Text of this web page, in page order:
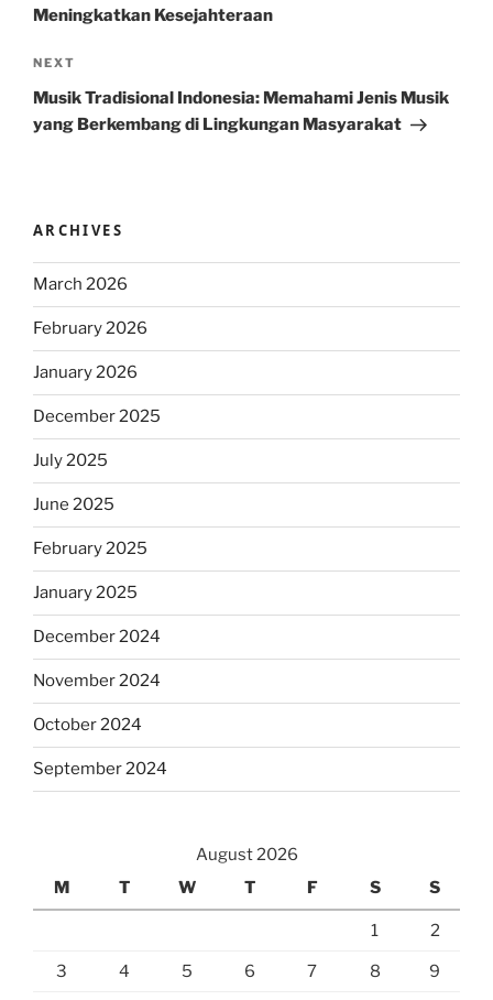
Meningkatkan Kesejahteraan
Next
Post
NEXT
Musik Tradisional Indonesia: Memahami Jenis Musik
yang Berkembang di Lingkungan Masyarakat
ARCHIVES
March 2026
February 2026
January 2026
December 2025
July 2025
June 2025
February 2025
January 2025
December 2024
November 2024
October 2024
September 2024
August 2026
M
T W T F S S
1 2
3 4 5 6 7 8 9